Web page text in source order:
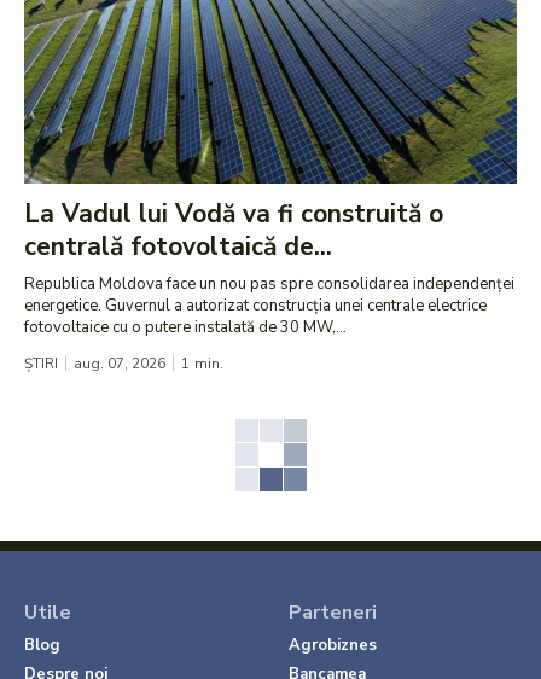
La Vadul lui Vodă va fi construită o
centrală fotovoltaică de...
Republica Moldova face un nou pas spre consolidarea independenței
energetice. Guvernul a autorizat construcția unei centrale electrice
fotovoltaice cu o putere instalată de 30 MW,...
ȘTIRI aug. 07, 2026 1 min.
Utile
Blog
Despre noi
Parteneri
Agrobiznes
Bancamea